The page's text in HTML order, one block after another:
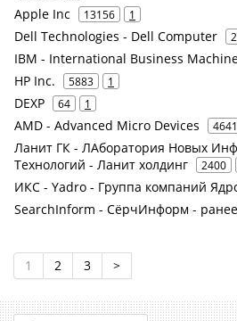
Apple Inc 13156 1
Dell Technologies - Dell Computer
IBM - International Business
HP Inc. 5883 1
DEXP 64 1
AMD - Advanced Micro Devices 4641
Ланит ГК - ЛАборатория Новых
Технологий - Ланит холдинг
2400
ИКС - Yadro - Группа компаний
SearchInform - СёрчИнформ -
1 2 3 >